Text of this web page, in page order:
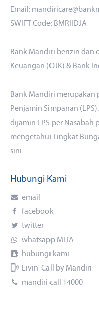
Email:
SWIFT Code: BMRIIDJA
Bank Mandiri berizin dan
Keuangan (OJK) & Bank
Bank Mandiri merupakan
Penjamin Simpanan
dijamin LPS per Nasabah
mengetahui Tingkat
sini
Hubungi Kami
email
facebook
twitter
whatsapp MITA
hubungi kami
Livin' Call by Mandiri
mandiri call 14000